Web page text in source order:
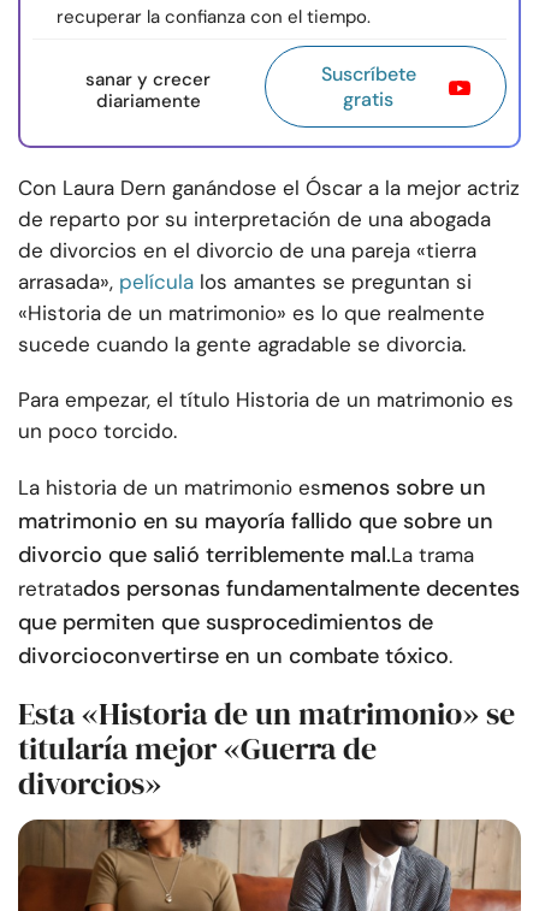
recuperar la confianza con el tiempo.
sanar y crecer
diariamente
Suscríbete
gratis
Con Laura Dern ganándose el Óscar a la mejor actriz
de reparto por su interpretación de una abogada
de divorcios en el divorcio de una pareja «tierra
arrasada», película los amantes se preguntan si
«Historia de un matrimonio» es lo que realmente
sucede cuando la gente agradable se divorcia.
Para empezar, el título Historia de un matrimonio es
un poco torcido.
La historia de un matrimonio esmenos sobre un
matrimonio en su mayoría fallido que sobre un
divorcio que salió terriblemente mal.La trama
retratados personas fundamentalmente decentes
que permiten que susprocedimientos de
divorcioconvertirse en un combate tóxico.
Esta «Historia de un matrimonio» se
titularía mejor «Guerra de
divorcios»